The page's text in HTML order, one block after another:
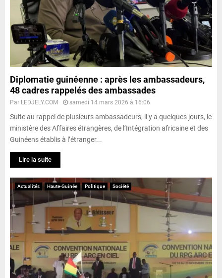
Diplomatie guinéenne : après les ambassadeurs,
48 cadres rappelés des ambassades
Par LEDJELY.COM samedi 14 mars 2026 à 16:06
Suite au rappel de plusieurs ambassadeurs, il y a quelques jours, le
ministère des Affaires étrangères, de l’Intégration africaine et des
Guinéens établis à l’étranger...
Lire la suite
Actualités Haute-Guinée Politique Société